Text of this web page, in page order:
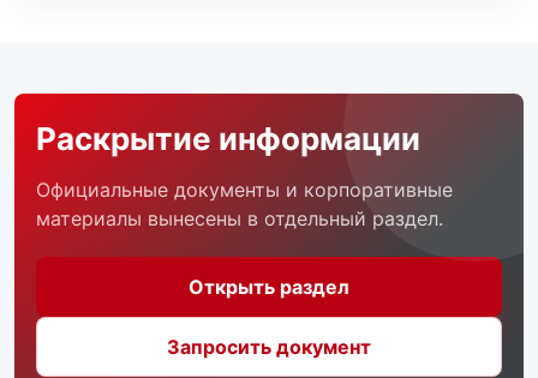
Раскрытие информации
Официальные документы и корпоративные
материалы вынесены в отдельный раздел.
Открыть раздел
Запросить документ